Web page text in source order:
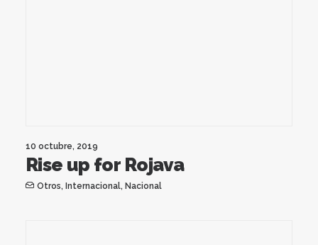
10 octubre, 2019
Rise up for Rojava
Otros, Internacional, Nacional